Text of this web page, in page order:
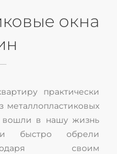
окна
практически
металлопластиковых
вошли в нашу жизнь
и быстро обрели
своим